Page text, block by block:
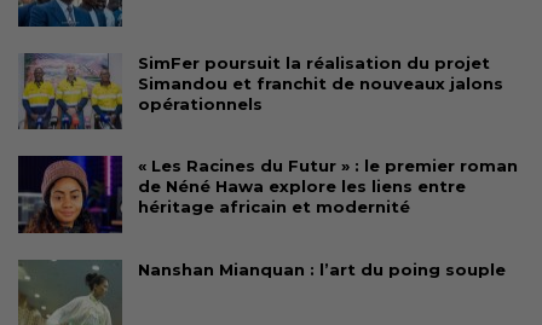
SimFer poursuit la réalisation du projet
Simandou et franchit de nouveaux jalons
opérationnels
« Les Racines du Futur » : le premier roman
de Néné Hawa explore les liens entre
héritage africain et modernité
Nanshan Mianquan : l’art du poing souple